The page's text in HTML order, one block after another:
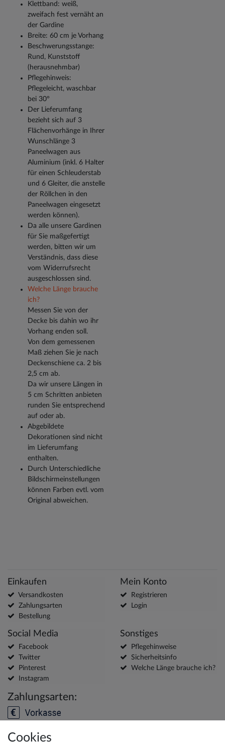
Klettband: weiß,
zweifach fest vernäht an
der Gardine
Breite: 60 cm je Vorhang
Beschwerungsstange:
Rund, Kunststoff
(herausnehmbar)
Pflegehinweis:
Pflegeleicht, waschbar
bei 30°
Der Lieferumfang
bezieht sich auf 3
Flächenvorhänge in Ihrer
Wunschlänge 3
Paneelwagen aus
Aluminium (inkl. 6 Halter
für einen Schleuderstab
und 6 Gleiter, die anstelle
der Röllchen in den
Paneelwagen eingesetzt
werden können).
Da alle unsere Gardinen
für Sie maßgefertigt
werden, bitten wir um
Verständnis, dass diese
vom Widerrufsrecht
ausgeschlossen sind.
Welche Länge brauche
ich?
Messen Sie von der
Decke bis dahin wo ihr
Vorhang enden soll.
Von dem gemessenen
Maß ziehen Sie je nach
Deckenschiene ca. 2 bis
2,5 cm ab.
Da wir unsere Längen in
5 cm Schritten anbieten
runden Sie entsprechend
auf oder ab.
Abgebildete
Dekorationen sind nicht
im Lieferumfang
enthalten.
Durch Unterschiedliche
Bildschirmeinstellungen
können Farben evtl. vom
Original abweichen.
Einkaufen
Versandkosten
Zahlungsarten
Bestellung
Mein Konto
Registrieren
Login
Social Media
Facebook
Twitter
Pinterest
Instagram
Sonstiges
Pflegehinweise
Sicherheitsinfo
Welche Länge brauche ich?
Zahlungsarten:
Cookies